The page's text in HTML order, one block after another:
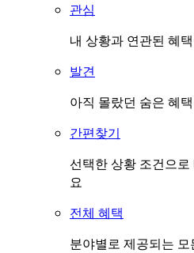
관심
내 상황과 연관된 혜
발견
아직 몰랐던 숨은 혜
간편찾기
선택한 상황 조건으
요
전체 혜택
분야별로 제공되는